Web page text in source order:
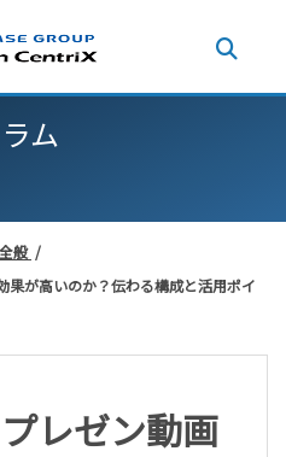
ム
般
果が高いのか？伝わる構成と活用ポイ
レゼン動画